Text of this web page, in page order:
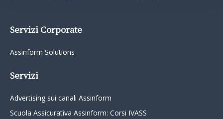
Servizi Corporate
Assinform Solutions
Servizi
Advertising sui canali Assinform
Scuola Assicurativa Assinform: Corsi IVASS